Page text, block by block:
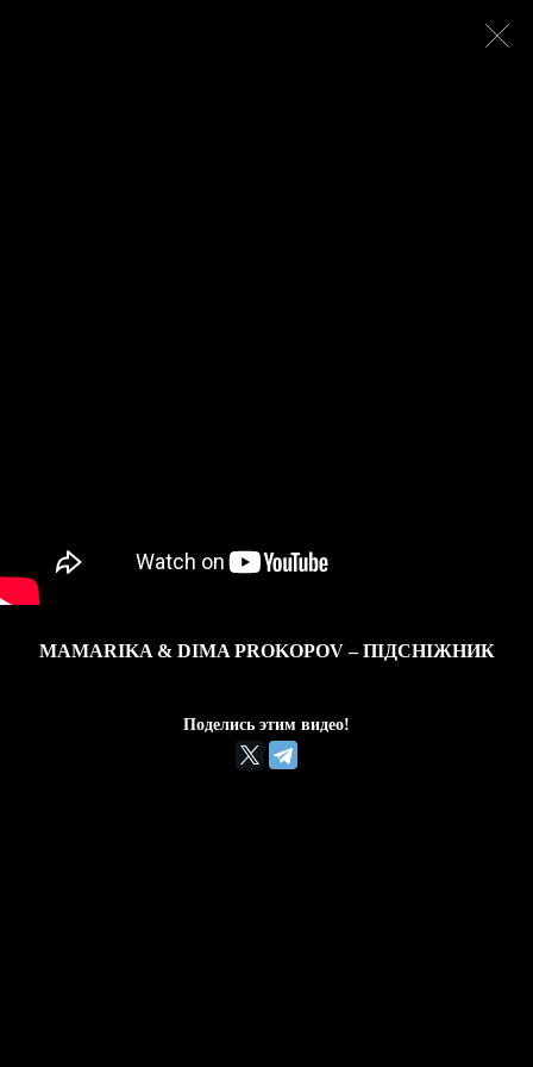
MAMARIKA & DIMA PROKOPOV – ПІДСНІЖНИК
Поделись этим видео!